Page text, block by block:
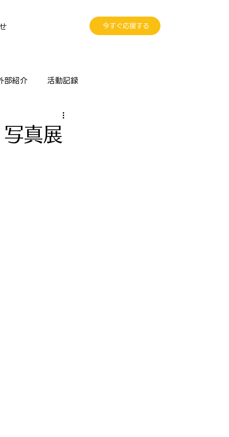
今すぐ応援する
部紹介 活動記録
真展